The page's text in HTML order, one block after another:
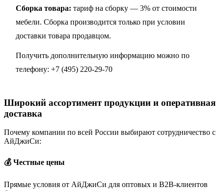
Сборка товара: тариф на сборку — 3% от стоимости
мебели. Сборка производится только при условии
доставки товара продавцом.
Получить дополнительную информацию можно по
телефону: +7 (495) 220-29-70
Широкий ассортимент продукции и оперативная
доставка
Почему компании по всей России выбирают сотрудничество с
АйДжиСи:
💰 Честные цены
Прямые условия от АйДжиСи для оптовых и B2B-клиентов